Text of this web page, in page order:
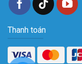
Thanh toán